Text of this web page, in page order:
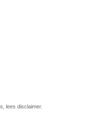
lees disclaimer.